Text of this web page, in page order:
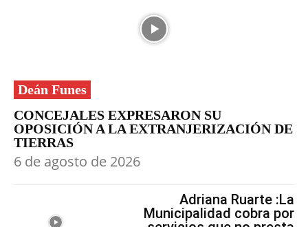
Deán Funes
CONCEJALES EXPRESARON SU
OPOSICIÓN A LA EXTRANJERIZACIÓN DE
TIERRAS
6 de agosto de 2026
Adriana Ruarte :La
Municipalidad cobra por